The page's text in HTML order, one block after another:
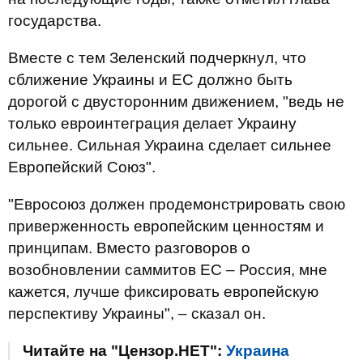
государства.
Вместе с тем Зеленский подчеркнул, что
сближение Украины и ЕС должно быть
дорогой с двусторонним движением, "ведь не
только евроинтеграция делает Украину
сильнее. Сильная Украина сделает сильнее
Европейский Союз".
"Евросоюз должен продемонстрировать свою
приверженность европейским ценностям и
принципам. Вместо разговоров о
возобновлении саммитов ЕС – Россия, мне
кажется, лучше фиксировать европейскую
перспективу Украины", – сказал он.
Читайте на "Цензор.НЕТ": Украина